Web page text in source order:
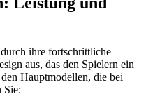
ihre fortschrittliche
aus, das den Spielern ein
Hauptmodellen, die bei
Sie: